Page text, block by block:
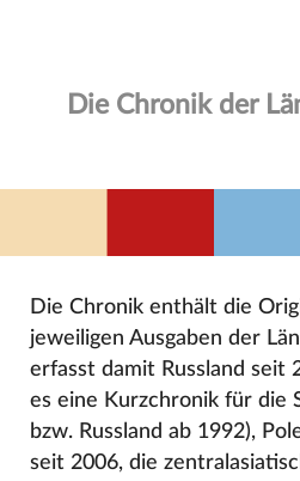
Die Chronik der
Die Chronik enthält die
jeweiligen Ausgaben der
erfasst damit Russland seit
es eine Kurzchronik für die
bzw. Russland ab 1992),
seit 2006, die